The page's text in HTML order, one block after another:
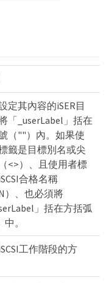
定其內容的iSER目
「_userLabel」括在
（""）內。如果使
籤是目標別名或尖
<>）、且使用者標
合格名稱
）、也必須將
」括在方括弧
中。
工作階段的方